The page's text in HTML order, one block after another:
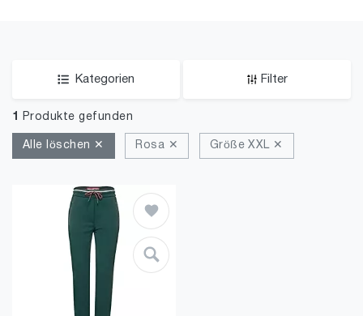
Kategorien Filter
1 Produkte gefunden
Alle löschen ✕ Rosa ✕ Größe XXL ✕